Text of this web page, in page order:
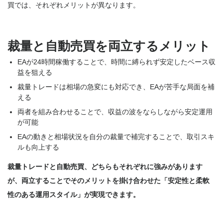
買では、それぞれメリットが異なります。
裁量と自動売買を両立するメリット
EAが24時間稼働することで、時間に縛られず安定したベース収
益を狙える
裁量トレードは相場の急変にも対応でき、EAが苦手な局面を補
える
両者を組み合わせることで、収益の波をならしながら安定運用
が可能
EAの動きと相場状況を自分の裁量で補完することで、取引スキ
ルも向上する
裁量トレードと自動売買、どちらもそれぞれに強みがあります
が、両立することでそのメリットを掛け合わせた「安定性と柔軟
性のある運用スタイル」が実現できます。